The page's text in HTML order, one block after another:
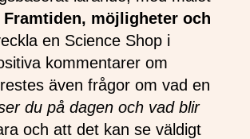
Framtiden, möjligheter och
en Science Shop i
kommentarer om
även frågor om vad en
du på dagen och vad blir
och att det kan se väldigt